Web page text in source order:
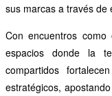
sus marcas a través de
Con encuentros
espacios donde la
compartidos
estratégicos,